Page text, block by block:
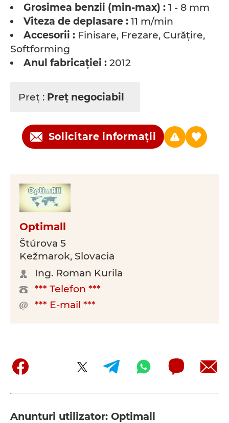
Grosimea benzii (min-max) : 1 - 8 mm
Viteza de deplasare : 11 m/min
Accesorii : Finisare, Frezare, Curăţire,
Softforming
Anul fabricaţiei : 2012
Preţ : Preţ negociabil
Solicitare informații
Optimall
Štúrova 5
Kežmarok, Slovacia
Ing. Roman Kurila
*** Telefon ***
*** E-mail ***
Anunturi utilizator: Optimall